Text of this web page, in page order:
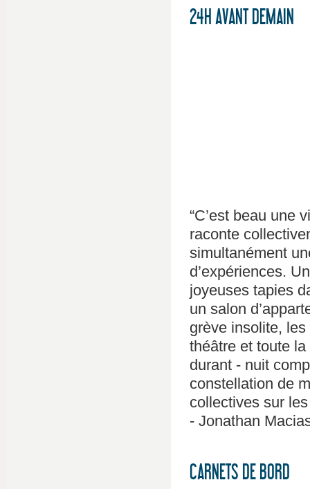
24H AVANT DEMAIN
“C’est beau une
raconte
simultanément
d’expériences.
joyeuses tapies
un salon
grève insolite, les
théâtre et toute
durant - nuit
constellation de
collectives sur
- Jonathan
CARNETS DE BORD